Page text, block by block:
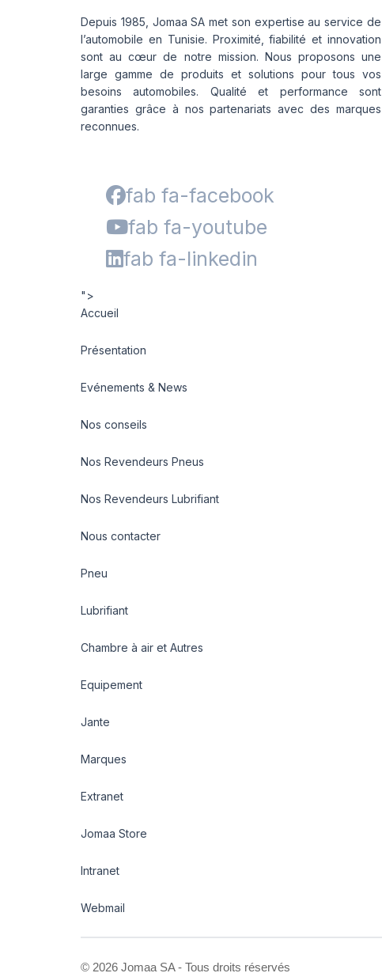
Depuis 1985, Jomaa SA met son expertise au service de
l’automobile en Tunisie. Proximité, fiabilité et innovation
sont au cœur de notre mission. Nous proposons une
large gamme de produits et solutions pour tous vos
besoins automobiles. Qualité et performance sont
garanties grâce à nos partenariats avec des marques
reconnues.
fab fa-facebook
fab fa-youtube
fab fa-linkedin
">
Accueil
Présentation
Evénements & News
Nos conseils
Nos Revendeurs Pneus
Nos Revendeurs Lubrifiant
Nous contacter
Pneu
Lubrifiant
Chambre à air et Autres
Equipement
Jante
Marques
Extranet
Jomaa Store
Intranet
Webmail
© 2026 Jomaa SA - Tous droits réservés